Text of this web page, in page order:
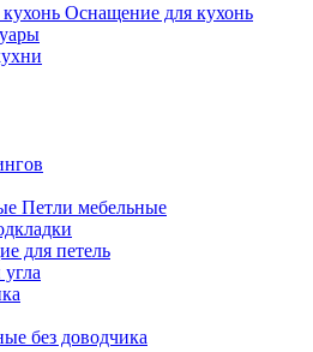
Оснащение для кухонь
Петли мебельные
для петель
без доводчика